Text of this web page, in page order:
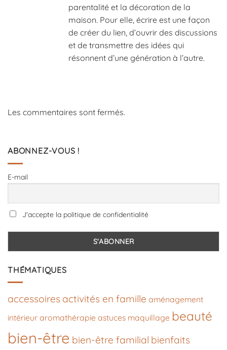
parentalité et la décoration de la
maison. Pour elle, écrire est une façon
de créer du lien, d’ouvrir des discussions
et de transmettre des idées qui
résonnent d’une génération à l’autre.
Les commentaires sont fermés.
ABONNEZ-VOUS !
E-mail
J'accepte la politique de confidentialité
THÉMATIQUES
accessoires activités en famille aménagement
intérieur aromathérapie astuces maquillage beauté
bien-être bien-être familial bienfaits